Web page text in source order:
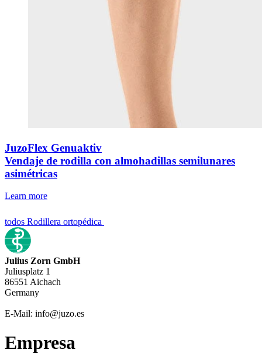
JuzoFlex Genuaktiv
Vendaje de rodilla con almohadillas semilunares
asimétricas
Learn more
todos Rodillera ortopédica
Julius Zorn GmbH
Juliusplatz 1
86551 Aichach
Germany
E-Mail: info@juzo.es
Empresa